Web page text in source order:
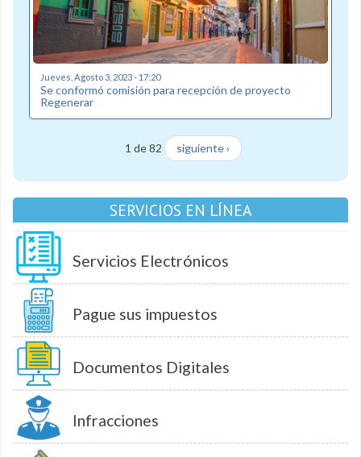
Jueves, Agosto 3, 2023 - 17:20
Se conformó comisión para recepción de proyecto
Regenerar
1 de 82 siguiente ›
SERVICIOS EN LÍNEA
Servicios Electrónicos
Pague sus impuestos
Documentos Digitales
Infracciones